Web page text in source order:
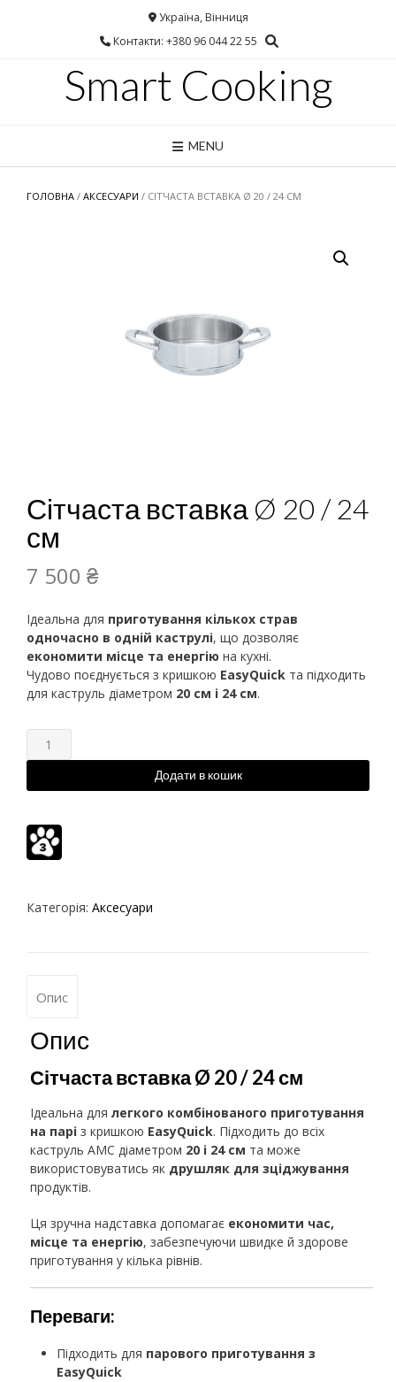
Україна, Вінниця
Контакти: +380 96 044 22 55
Smart Cooking
MENU
ГОЛОВНА / АКСЕСУАРИ / СІТЧАСТА ВСТАВКА Ø 20 / 24 СМ
Сітчаста вставка Ø 20 / 24
см
7 500 ₴
Ідеальна для приготування кількох страв
одночасно в одній каструлі, що дозволяє
економити місце та енергію на кухні.
Чудово поєднується з кришкою EasyQuick та підходить
для каструль діаметром 20 см і 24 см.
Додати в кошик
Категорія: Аксесуари
Опис
Опис
Сітчаста вставка Ø 20 / 24 см
Ідеальна для легкого комбінованого приготування
на паріз кришкою EasyQuick. Підходить до всіх
каструль AMC діаметром 20 і 24 см та може
використовуватись як друшляк для зціджування
продуктів.
Ця зручна надставка допомагає економити час,
місце та енергію, забезпечуючи швидке й здорове
приготування у кілька рівнів.
Переваги:
Підходить для парового приготування з
EasyQuick